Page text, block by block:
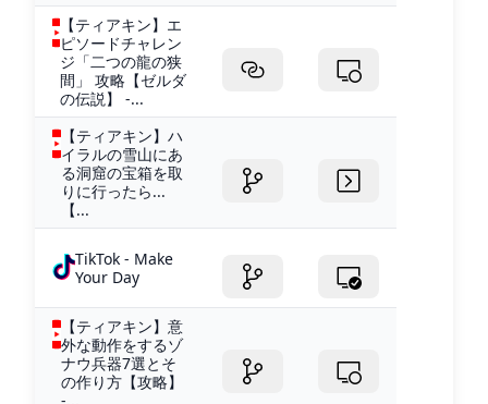
【ティアキン】エ
ピソードチャレン
ジ「二つの龍の狭
間」 攻略【ゼルダ
の伝説】 -...
【ティアキン】ハ
イラルの雪山にあ
る洞窟の宝箱を取
りに行ったら...
【...
TikTok - Make
Your Day
【ティアキン】意
外な動作をするゾ
ナウ兵器7選とそ
の作り方【攻略】